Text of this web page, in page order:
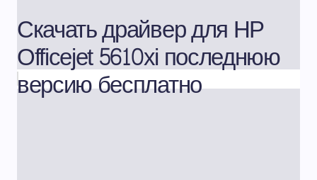
Скачать драйвер для HP
Officejet 5610xi последнюю
версию бесплатно